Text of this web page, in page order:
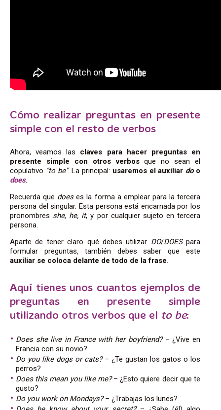
Cómo realizar preguntas en presente
simple con el resto de verbos
Ahora, veamos las claves para hacer preguntas en
presente simple con otros verbosque no sean el
copulativo “to be”.La principal: usaremos el auxiliar do o
does.
Recuerda que doeses la forma a emplear para la tercera
persona del singular. Esta persona está encarnada por los
pronombres she, he, it, y por cualquier sujeto en tercera
persona.
Aparte de tener claro qué debes utilizar DO/DOES para
formular preguntas, también debes saber que este
auxiliar se coloca delante de todo de la frase.
Aquí tienes unos cuantos ejemplos de
preguntas en presente simple
utilizando otros verbos que el to be:
Does she live in France with her boyfriend?– ¿Vive en
Francia con su novio?
Do you like dogs or cats?– ¿Te gustan los gatos o los
perros?
Does this mean you like me?–¿Esto quiere decir que te
gusto?
Do you work on Mondays?– ¿Trabajas los lunes?